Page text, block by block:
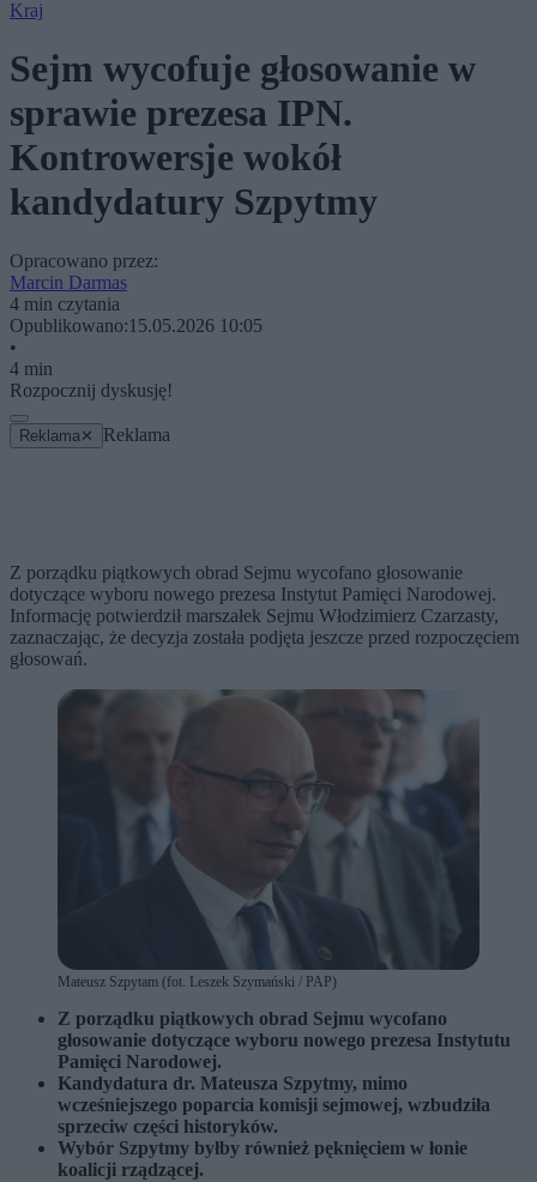
Kraj
Sejm wycofuje głosowanie w
sprawie prezesa IPN.
Kontrowersje wokół
kandydatury Szpytmy
Opracowano przez:
Marcin Darmas
4 min czytania
Opublikowano:15.05.2026 10:05
•
4 min
Rozpocznij dyskusję!
Reklama ✕ Reklama
Z porządku piątkowych obrad Sejmu wycofano głosowanie
dotyczące wyboru nowego prezesa Instytut Pamięci Narodowej.
Informację potwierdził marszałek Sejmu Włodzimierz Czarzasty,
zaznaczając, że decyzja została podjęta jeszcze przed rozpoczęciem
głosowań.
Mateusz Szpytam (fot. Leszek Szymański / PAP)
Z porządku piątkowych obrad Sejmu wycofano
głosowanie dotyczące wyboru nowego prezesa Instytutu
Pamięci Narodowej.
Kandydatura dr. Mateusza Szpytmy, mimo
wcześniejszego poparcia komisji sejmowej, wzbudziła
sprzeciw części historyków.
Wybór Szpytmy byłby również pęknięciem w łonie
koalicji rządzącej.